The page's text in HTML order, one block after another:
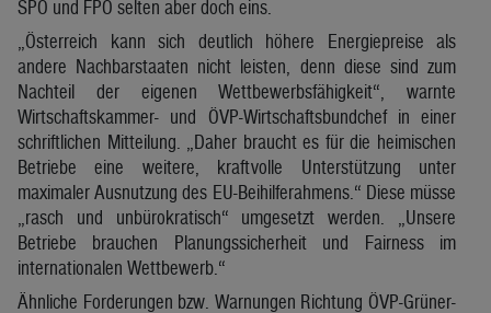
SPÖ und FPÖ selten aber doch eins.
„Österreich kann sich deutlich höhere Energiepreise als
andere Nachbarstaaten nicht leisten, denn diese sind zum
Nachteil der eigenen Wettbewerbsfähigkeit“, warnte
Wirtschaftskammer- und ÖVP-Wirtschaftsbundchef in einer
schriftlichen Mitteilung. „Daher braucht es für die heimischen
Betriebe eine weitere, kraftvolle Unterstützung unter
maximaler Ausnutzung des EU-Beihilferahmens.“ Diese müsse
„rasch und unbürokratisch“ umgesetzt werden. „Unsere
Betriebe brauchen Planungssicherheit und Fairness im
internationalen Wettbewerb.“
Ähnliche Forderungen bzw. Warnungen Richtung ÖVP-Grüner-